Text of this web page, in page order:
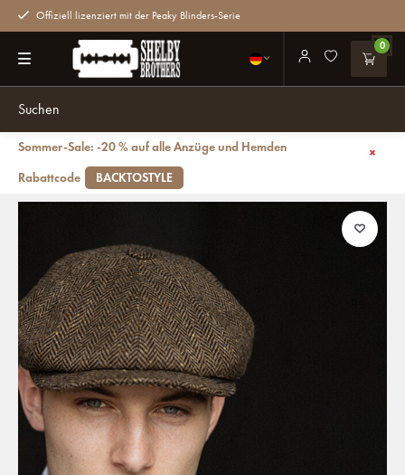
Offiziell lizenziert mit der Peaky Blinders-Serie
0
Sommer-Sale: -20 % auf alle Anzüge und Hemden
Rabattcode
BACKTOSTYLE
CitySport Cap Deluxe | Braunes Woll-Fischgrätenmuster | 8-teilig